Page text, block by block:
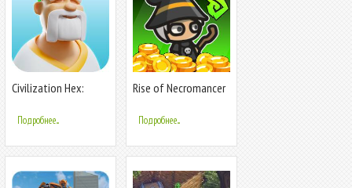
Civilization Hex:
Подробнее...
Rise of Necromancer
Подробнее...